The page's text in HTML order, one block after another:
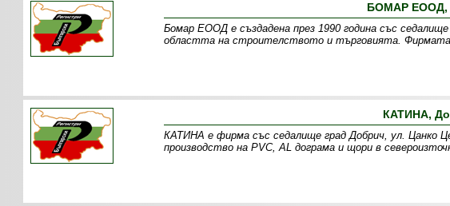
БОМАР ЕООД,
Бомар ЕООД е създадена през 1990 година със
областта на строителството и търговията. Фирмата
КАТИНА,
КАТИНА е фирма със седалище град Добрич, ул. Цанко
производство на PVC, AL дограма и щори в